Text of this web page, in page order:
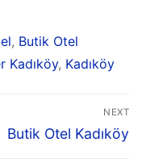
, Butik Otel
Kadıköy, Kadıköy
NEXT
Butik Otel Kadıköy